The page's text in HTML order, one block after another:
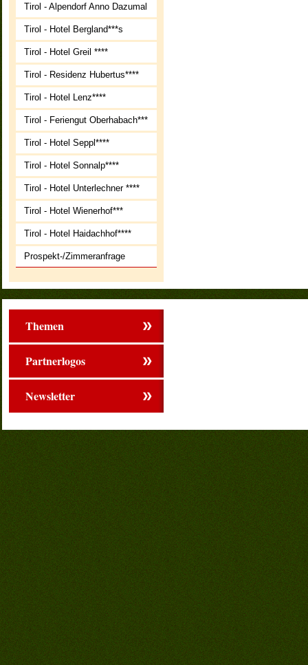
Tirol - Alpendorf Anno Dazumal
Tirol - Hotel Bergland***s
Tirol - Hotel Greil ****
Tirol - Residenz Hubertus****
Tirol - Hotel Lenz****
Tirol - Feriengut Oberhabach***
Tirol - Hotel Seppl****
Tirol - Hotel Sonnalp****
Tirol - Hotel Unterlechner ****
Tirol - Hotel Wienerhof***
Tirol - Hotel Haidachhof****
Prospekt-/Zimmeranfrage
Themen
Partnerlogos
Newsletter